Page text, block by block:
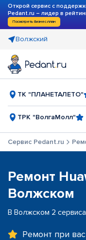
Открой сервис с
Pedant.ru – лидер в
Посмотреть бизнес-план
Волжский
ТК "ПЛАНЕТАЛЕТО"
ТРК "ВолгаМолл"
Сервис Pedant.ru
Ремонт
Волжском
В Волжском 2
Ремонт при